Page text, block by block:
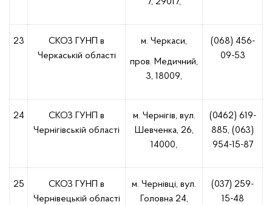
23
СКОЗ ГУНП в
Черкаській області
м. Черкаси,
пров. Медичний,
3, 18009,
(068) 456-
09-53
24
СКОЗ ГУНП в
Чернігівській області
м. Чернігів, вул.
Шевченка, 26,
14000,
(0462) 619-
885, (063)
954-15-87
25
СКОЗ ГУНП в
Чернівецькій області
м. Чернівці, вул.
Головна 24,
(037) 259-
15-48